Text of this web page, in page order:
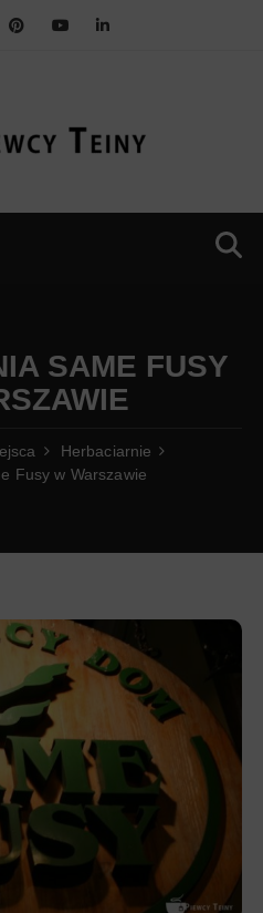
SAME FUSY
Herbaciarnie
Fusy w Warszawie